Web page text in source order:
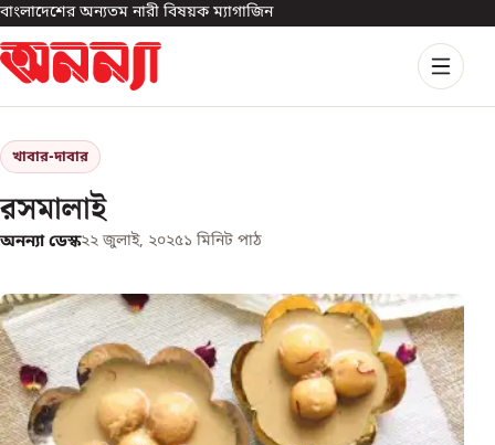
বাংলাদেশের অন্যতম নারী বিষয়ক ম্যাগাজিন
খাবার-দাবার
রসমালাই
অনন্যা ডেস্ক২২ জুলাই, ২০২৫১ মিনিট পাঠ